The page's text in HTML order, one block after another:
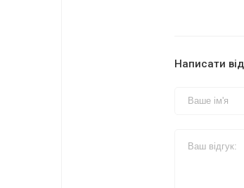
Написати